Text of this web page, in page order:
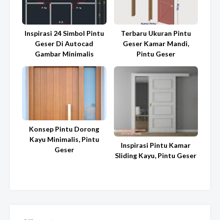
Inspirasi 24 Simbol Pintu
Geser Di Autocad
Gambar Minimalis
Terbaru Ukuran Pintu
Geser Kamar Mandi,
Pintu Geser
Konsep Pintu Dorong
Kayu Minimalis, Pintu
Geser
Inspirasi Pintu Kamar
Sliding Kayu, Pintu Geser